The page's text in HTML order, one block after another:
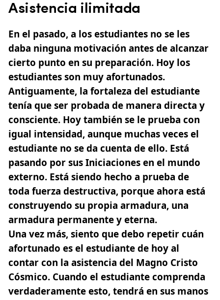
Asistencia ilimitada
En el pasado, a los estudiantes no se les
daba ninguna motivación antes de alcanzar
cierto punto en su preparación. Hoy los
estudiantes son muy afortunados.
Antiguamente, la fortaleza del estudiante
tenía que ser probada de manera directa y
consciente. Hoy también se le prueba con
igual intensidad, aunque muchas veces el
estudiante no se da cuenta de ello. Está
pasando por sus Iniciaciones en el mundo
externo. Está siendo hecho a prueba de
toda fuerza destructiva, porque ahora está
construyendo su propia armadura, una
armadura permanente y eterna.
Una vez más, siento que debo repetir cuán
afortunado es el estudiante de hoy al
contar con la asistencia del Magno Cristo
Cósmico. Cuando el estudiante comprenda
verdaderamente esto, tendrá en sus manos